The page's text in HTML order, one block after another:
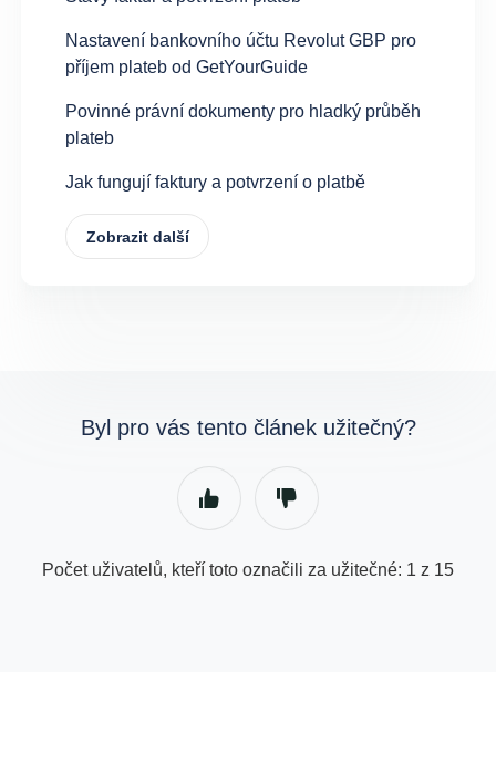
Nastavení bankovního účtu Revolut GBP pro
příjem plateb od GetYourGuide
Povinné právní dokumenty pro hladký průběh
plateb
Jak fungují faktury a potvrzení o platbě
Zobrazit další
Byl pro vás tento článek užitečný?
Počet uživatelů, kteří toto označili za užitečné: 1 z 15